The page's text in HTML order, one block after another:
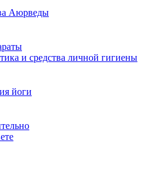
Аюрведы
и средства личной гигиены
йоги